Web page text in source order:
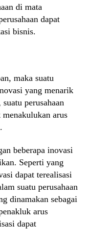
di mata
dapat
bisnis.
maka suatu
yang menarik
perusahaan
arus
beberapa inovasi
Seperti yang
dapat terealisasi
suatu perusahaan
dinamakan sebagai
arus
dapat